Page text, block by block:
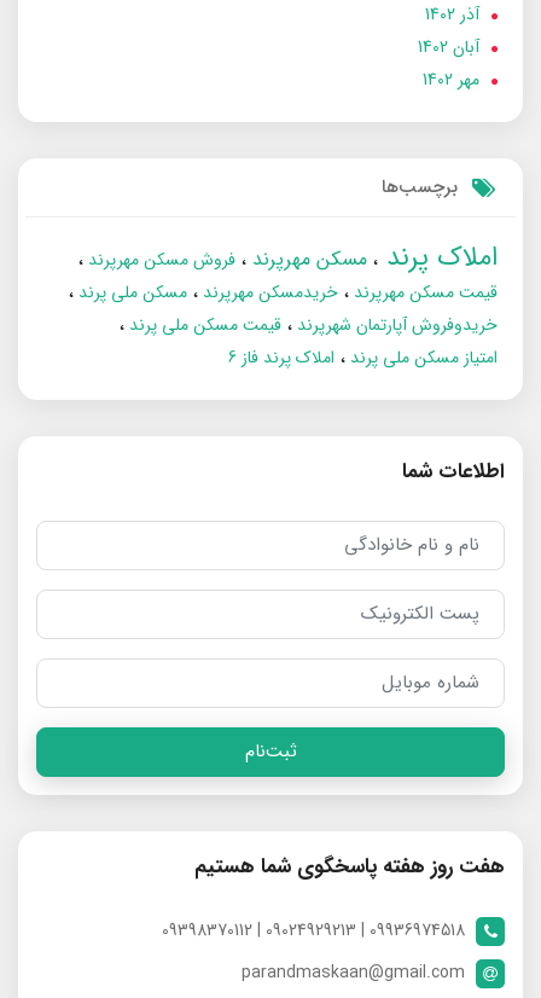
آذر 1402
آبان 1402
مهر 1402
برچسب‌ها
املاک پرند مسکن مهرپرند
فروش مسکن مهرپرند
قیمت مسکن مهرپرند
خریدمسکن مهرپرند
مسکن ملی پرند
خریدوفروش آپارتمان شهرپرند
قیمت مسکن ملی پرند
امتیاز مسکن ملی پرند
املاک پرند فاز 6
اطلاعات شما
ثبت‌نام
هفت روز هفته پاسخگوی شما هستیم
09936974518 | 09024929213 | 09398370112
parandmaskaan@gmail.com